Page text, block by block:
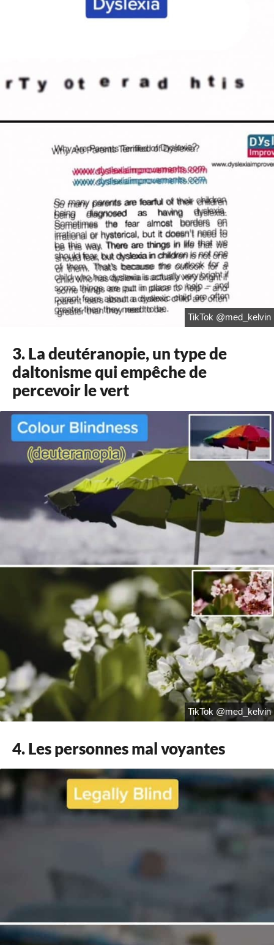
TikTok @med_kelvin
3. La deutéranopie, un type de
daltonisme qui empêche de
percevoir le vert
TikTok @med_kelvin
4. Les personnes mal voyantes